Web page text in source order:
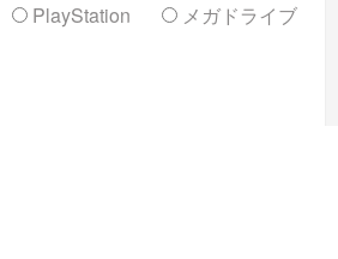
PlayStation メガドライブ